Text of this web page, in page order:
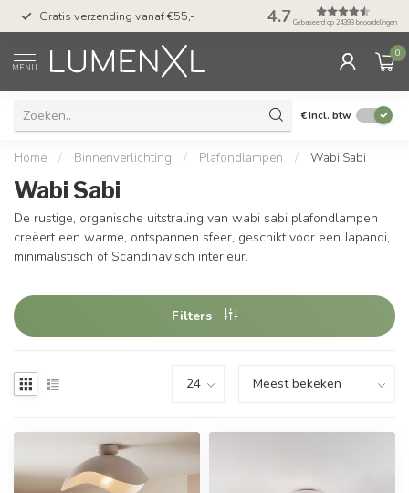
Gratis verzending vanaf €55,- 50 dagen
met Klarna
4.7 Gebaseerd op 24393 beoordelingen
MENU
0
€Incl. btw
Home / Binnenverlichting / Plafondlampen / Wabi Sabi
Wabi Sabi
De rustige, organische uitstraling van wabi sabi plafondlampen
creëert een warme, ontspannen sfeer, geschikt voor een Japandi,
minimalistisch of Scandinavisch interieur.
Filters